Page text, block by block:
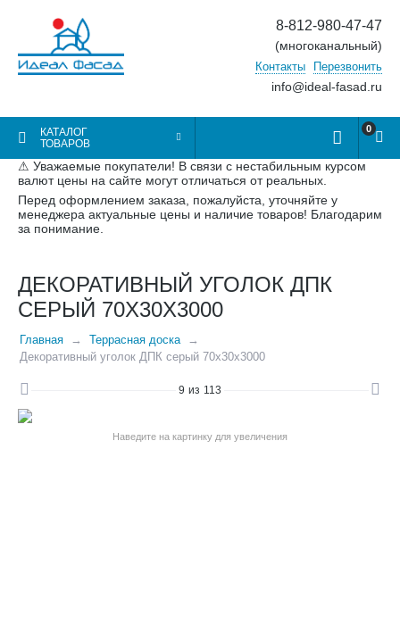
8-812-980-47-47
(многоканальный)
Контакты Перезвонить
info@ideal-fasad.ru
КАТАЛОГ
ТОВАРОВ
0
⚠ Уважаемые покупатели! В связи с нестабильным курсом
валют цены на сайте могут отличаться от реальных.
Перед оформлением заказа, пожалуйста, уточняйте у
менеджера актуальные цены и наличие товаров! Благодарим
за понимание.
ДЕКОРАТИВНЫЙ УГОЛОК ДПК
СЕРЫЙ 70Х30Х3000
Главная
Террасная доска
Декоративный уголок ДПК серый 70х30х3000
9 из 113
Наведите на картинку для увеличения